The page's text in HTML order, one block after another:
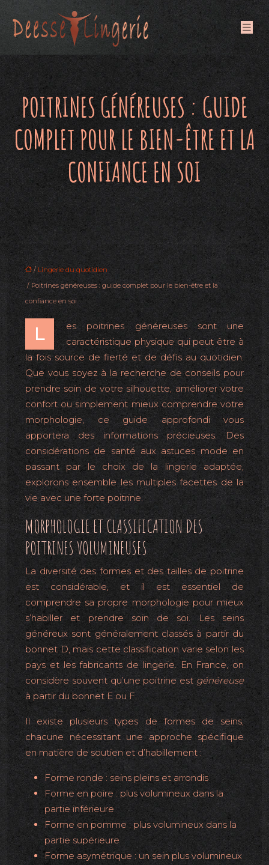
POITRINES GÉNÉREUSES : GUIDE
COMPLET POUR LE BIEN-ÊTRE ET LA
CONFIANCE EN SOI
/ Lingerie du quotidien
/ Poitrines généreuses : guide complet pour le bien-être et la
confiance en soi
L
es poitrines généreuses sont une
caractéristique physique qui peut être à
la fois source de fierté et de défis au quotidien.
Que vous soyez à la recherche de conseils pour
prendre soin de votre silhouette, améliorer votre
confort ou simplement mieux comprendre votre
morphologie, ce guide approfondi vous
apportera des informations précieuses. Des
considérations de santé aux astuces mode en
passant par le choix de la lingerie adaptée,
explorons ensemble les multiples facettes de la
vie avec une forte poitrine.
MORPHOLOGIE ET CLASSIFICATION DES
POITRINES VOLUMINEUSES
La diversité des formes et des tailles de poitrine
est considérable, et il est essentiel de
comprendre sa propre morphologie pour mieux
s’habiller et prendre soin de soi. Les seins
généreux sont généralement classés à partir du
bonnet D, mais cette classification varie selon les
pays et les fabricants de lingerie. En France, on
considère souvent qu’une poitrine est généreuse
à partir du bonnet E ou F.
Il existe plusieurs types de formes de seins,
chacune nécessitant une approche spécifique
en matière de soutien et d’habillement :
Forme ronde : seins pleins et arrondis
Forme en poire : plus volumineux dans la
partie inférieure
Forme en pomme : plus volumineux dans la
partie supérieure
Forme asymétrique : un sein plus volumineux